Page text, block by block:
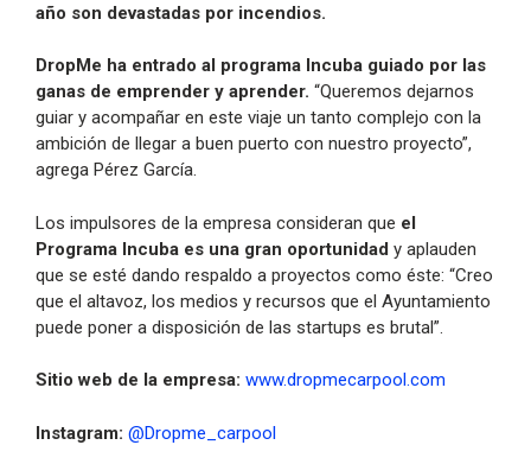
año son devastadas por incendios.
DropMe ha entrado al programa Incuba guiado por las
ganas de emprender y aprender. “Queremos dejarnos
guiar y acompañar en este viaje un tanto complejo con la
ambición de llegar a buen puerto con nuestro proyecto”,
agrega Pérez García.
Los impulsores de la empresa consideran que el
Programa Incuba es una gran oportunidad y aplauden
que se esté dando respaldo a proyectos como éste: “Creo
que el altavoz, los medios y recursos que el Ayuntamiento
puede poner a disposición de las startups es brutal”.
Sitio web de la empresa: www.dropmecarpool.com
Instagram: @Dropme_carpool